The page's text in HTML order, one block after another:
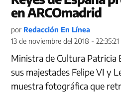
en ARCOmadrid
por Redacción En Línea
13 de noviembre del 2018 - 22:35:21
Ministra de Cultura Patricia
sus majestades Felipe VI y
muestra fotográfica que